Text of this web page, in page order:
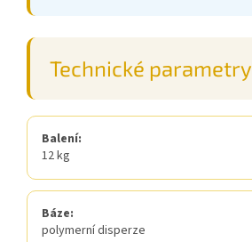
Technické parametry
Balení:
12 kg
Báze:
polymerní disperze